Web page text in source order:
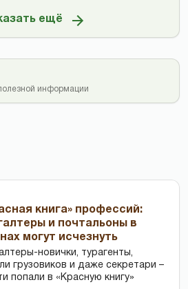
ещё
информации
книга» профессий:
и почтальоны в
могут исчезнуть
новички, тур­агенты,
грузовиков и даже секретари –
попали в «Красную книгу»